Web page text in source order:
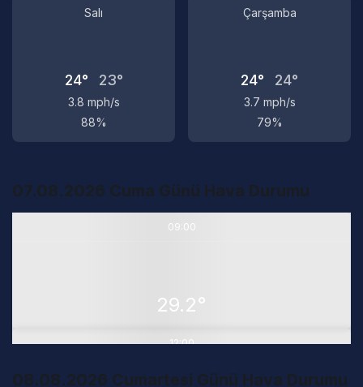
Salı
24° 23°
3.8 mph/s
88%
Çarşamba
24° 24°
3.7 mph/s
79%
07.08.2026 Cuma Günü Hava Durumu
09:00
29.2°
12:00
08.08.2026 Cumartesi Günü Hava Durumu